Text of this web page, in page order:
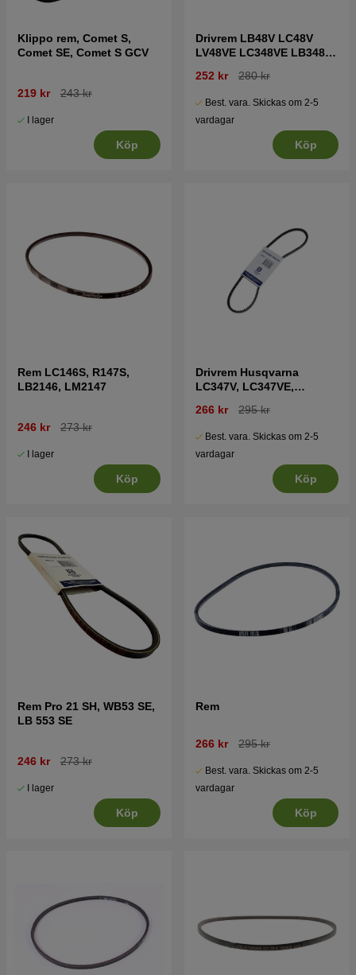
Klippo rem, Comet S,
Comet SE, Comet S GCV
219 kr 243 kr
I lager
Köp
Drivrem LB48V LC48V
LV48VE LC348VE LB348SI
252 kr 280 kr
Best. vara. Skickas om 2-5
vardagar
Köp
Rem LC146S, R147S,
LB2146, LM2147
246 kr 273 kr
I lager
Köp
Drivrem Husqvarna
LC347V, LC347VE,
266 kr 295 kr
Best. vara. Skickas om 2-5
vardagar
Köp
Rem Pro 21 SH, WB53 SE,
LB 553 SE
246 kr 273 kr
I lager
Köp
Rem
266 kr 295 kr
Best. vara. Skickas om 2-5
vardagar
Köp